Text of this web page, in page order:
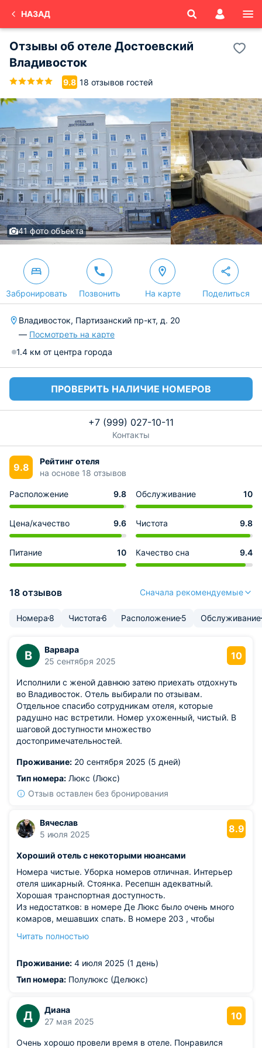
НАЗАД
Отзывы об отеле Достоевский
Владивосток
9.8 18 отзывов гостей
41 фото объекта
Забронировать Позвонить На карте Поделиться
Владивосток, Партизанский пр-кт, д. 20
— Посмотреть на карте
1.4 км от центра города
ПРОВЕРИТЬ НАЛИЧИЕ НОМЕРОВ
+7 (999) 027-10-11
Контакты
9.8
Рейтинг отеля
на основе 18 отзывов
Расположение 9.8 Обслуживание 10
Цена/качество 9.6 Чистота 9.8
Питание 10 Качество сна 9.4
18 отзывов Сначала рекомендуемые
Номера 8 Чистота 6 Расположение5 Обслуживание
В
Варвара
25 сентября 2025
10
Исполнили с женой давнюю затею приехать отдохнуть
во Владивосток. Отель выбирали по отзывам.
Отдельное спасибо сотрудникам отеля, которые
радушно нас встретили. Номер ухоженный, чистый. В
шаговой доступности множество
достопримечательностей.
Проживание: 20 сентября 2025 (5 дней)
Тип номера: Люкс (Люкс)
Отзыв оставлен без бронирования
Вячеслав
5 июля 2025
8.9
Хороший отель с некоторыми нюансами
Номера чистые. Уборка номеров отличная. Интерьер
отеля шикарный. Стоянка. Ресепшн адекватный.
Хорошая транспортная доступность.
Из недостатков: в номере Де Люкс было очень много
комаров, мешавших спать. В номере 203 , чтобы
тяжеленный стол. Торшер стоит в углу, чтобы его
2.двигать диван. Телек не работает (постоянно писал,
что плохой интернет). Нет звукоизоляции - слышно все,
Читать полностью
Проживание: 4 июля 2025 (1 день)
Тип номера: Полулюкс (Делюкс)
Д
Диана
27 мая 2025
10
Очень хорошо провели время в отеле. Понравился